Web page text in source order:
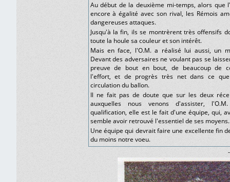
Au début de la deuxième mi-temps, alors que
encore à égalité avec son rival, les Rémois
dangereuses attaques.
Jusqu'à la fin, ils se montrèrent très offensifs
toute la houle sa couleur et son intérêt.
Mais en face, l'O.M. a réalisé lui aussi, un
Devant des adversaires ne voulant pas se
preuve de bout en bout, de beaucoup de
l'effort, et de progrès très net dans ce
circulation du ballon.
Il ne fait pas de doute que sur les deux
auxquelles nous venons d'assister,
qualification, elle est le fait d'une équipe, qui,
semble avoir retrouvé l'essentiel de ses moyens.
Une équipe qui devrait faire une excellente fin
du moins notre voeu.